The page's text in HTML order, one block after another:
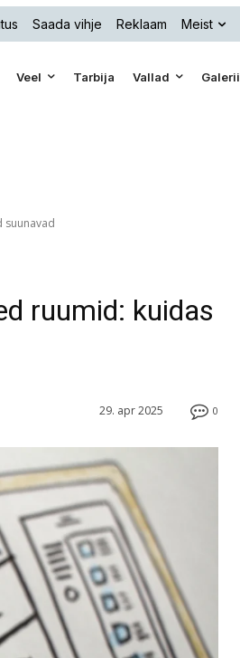
Saada vihje Reklaam Meist
Veel Tarbija Vallad Galerii
suunavad
ruumid: kuidas
0
29. apr 2025